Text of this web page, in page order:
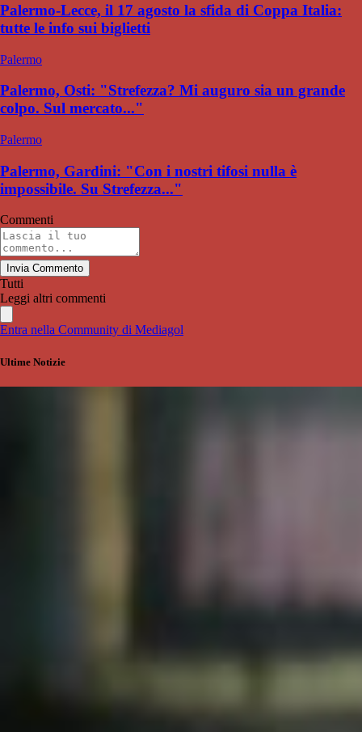
Palermo-Lecce, il 17 agosto la sfida di Coppa Italia:
tutte le info sui biglietti
Palermo
Palermo, Osti: "Strefezza? Mi auguro sia un grande
colpo. Sul mercato..."
Palermo
Palermo, Gardini: "Con i nostri tifosi nulla è
impossibile. Su Strefezza..."
Commenti
Invia Commento
Tutti
Leggi altri commenti
Entra nella Community di Mediagol
Ultime Notizie